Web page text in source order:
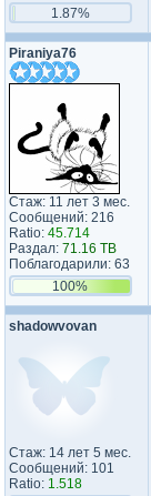
1.87%
Piraniya76
Стаж: 11 лет 3 мес.
Сообщений: 216
Ratio: 45.714
Раздал: 71.16 TB
Поблагодарили: 63
100%
shadowvovan
Стаж: 14 лет 5 мес.
Сообщений: 101
Ratio: 1.518